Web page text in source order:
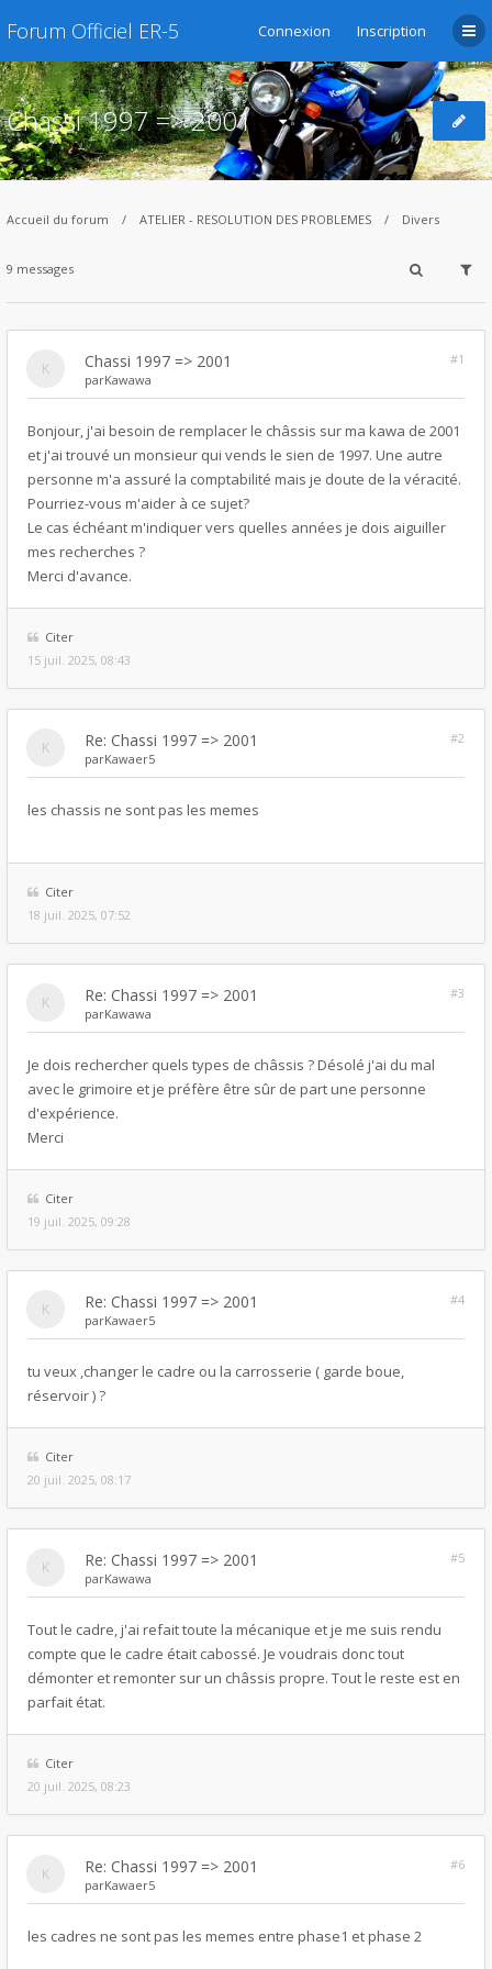
Forum Officiel ER-5 Connexion Inscription
Chassi 1997 => 2001
Accueil du forum ATELIER - RESOLUTION DES PROBLEMES Divers
9 messages
Chassi 1997 => 2001
#1
parKawawa
Bonjour, j'ai besoin de remplacer le châssis sur ma kawa de 2001
et j'ai trouvé un monsieur qui vends le sien de 1997. Une autre
personne m'a assuré la comptabilité mais je doute de la véracité.
Pourriez-vous m'aider à ce sujet?
Le cas échéant m'indiquer vers quelles années je dois aiguiller
mes recherches ?
Merci d'avance.
Citer
15 juil. 2025, 08:43
Re: Chassi 1997 => 2001
#2
parKawaer5
les chassis ne sont pas les memes
Citer
18 juil. 2025, 07:52
Re: Chassi 1997 => 2001
#3
parKawawa
Je dois rechercher quels types de châssis ? Désolé j'ai du mal
avec le grimoire et je préfère être sûr de part une personne
d'expérience.
Merci
Citer
19 juil. 2025, 09:28
Re: Chassi 1997 => 2001
#4
parKawaer5
tu veux ,changer le cadre ou la carrosserie ( garde boue,
réservoir ) ?
Citer
20 juil. 2025, 08:17
Re: Chassi 1997 => 2001
#5
parKawawa
Tout le cadre, j'ai refait toute la mécanique et je me suis rendu
compte que le cadre était cabossé. Je voudrais donc tout
démonter et remonter sur un châssis propre. Tout le reste est en
parfait état.
Citer
20 juil. 2025, 08:23
Re: Chassi 1997 => 2001
#6
parKawaer5
les cadres ne sont pas les memes entre phase1 et phase 2